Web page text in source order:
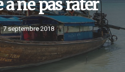
ne pas rater
7 septembre 2018